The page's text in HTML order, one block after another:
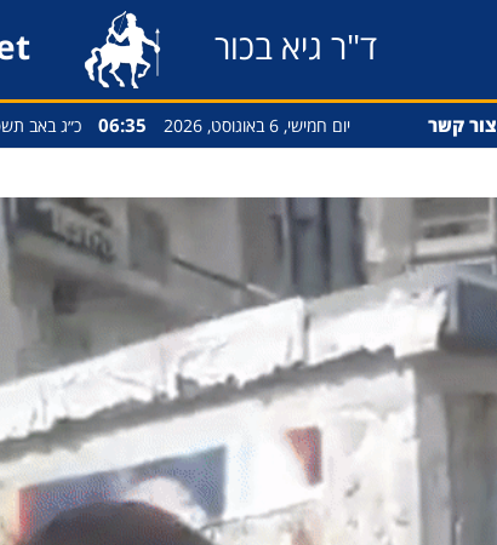
ד"ר גיא בכור
צור קשר יום חמישי, 6 באוגוסט, 2026 06:35 כ״ג באב